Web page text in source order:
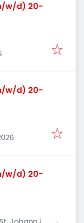
w/d) 20-
w/d) 20-
w/d) 20-